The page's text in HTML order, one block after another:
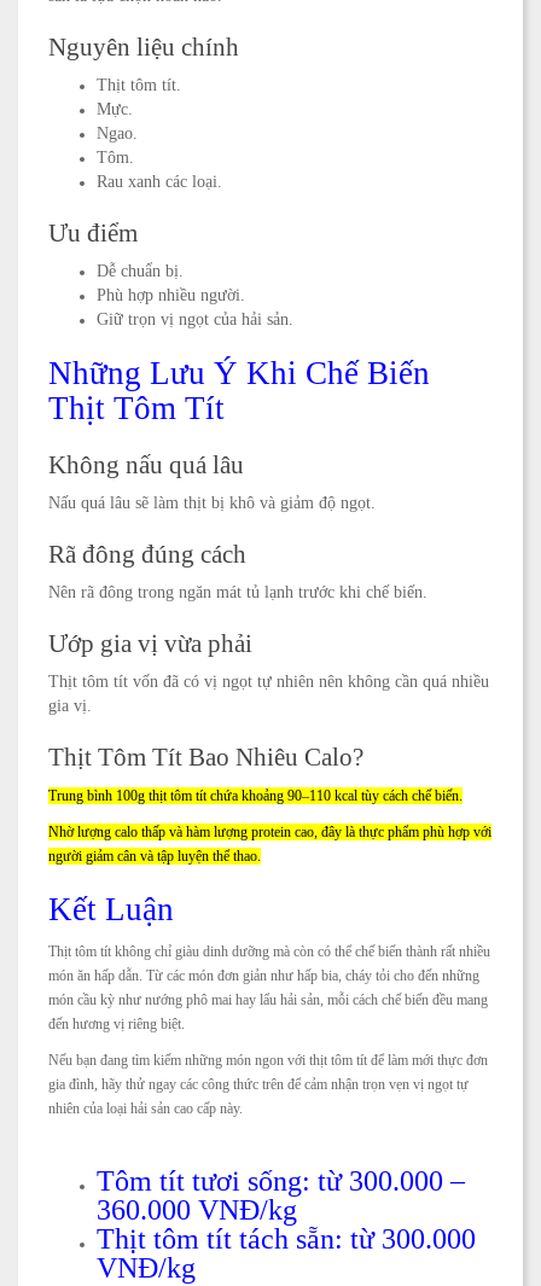
Nguyên liệu chính
Thịt tôm tít.
Mực.
Ngao.
Tôm.
Rau xanh các loại.
Ưu điểm
Dễ chuẩn bị.
Phù hợp nhiều người.
Giữ trọn vị ngọt của hải sản.
Những Lưu Ý Khi Chế Biến
Thịt Tôm Tít
Không nấu quá lâu
Nấu quá lâu sẽ làm thịt bị khô và giảm độ ngọt.
Rã đông đúng cách
Nên rã đông trong ngăn mát tủ lạnh trước khi chế biến.
Ướp gia vị vừa phải
Thịt tôm tít vốn đã có vị ngọt tự nhiên nên không cần quá nhiều
gia vị.
Thịt Tôm Tít Bao Nhiêu Calo?
Trung bình 100g thịt tôm tít chứa khoảng 90–110 kcal tùy cách chế biến.
Nhờ lượng calo thấp và hàm lượng protein cao, đây là thực phẩm phù hợp với
người giảm cân và tập luyện thể thao.
Kết Luận
Thịt tôm tít không chỉ giàu dinh dưỡng mà còn có thể chế biến thành rất nhiều
món ăn hấp dẫn. Từ các món đơn giản như hấp bia, cháy tỏi cho đến những
món cầu kỳ như nướng phô mai hay lẩu hải sản, mỗi cách chế biến đều mang
đến hương vị riêng biệt.
Nếu bạn đang tìm kiếm những món ngon với thịt tôm tít để làm mới thực đơn
gia đình, hãy thử ngay các công thức trên để cảm nhận trọn vẹn vị ngọt tự
nhiên của loại hải sản cao cấp này.
Tôm tít tươi sống: từ 300.000 –
360.000 VNĐ/kg
Thịt tôm tít tách sẵn: từ 300.000
VNĐ/kg